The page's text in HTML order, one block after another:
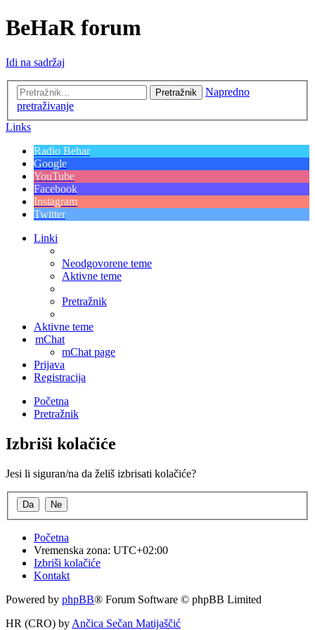
BeHaR forum
Idi na sadržaj
Pretražnik
Napredno
pretraživanje
Links
Radio Behar
Google
YouTube
Facebook
Instagram
Twitter
Linki
Neodgovorene teme
Aktivne teme
Pretražnik
Aktivne teme
mChat
mChat page
Prijava
Registracija
Početna
Pretražnik
Izbriši kolačiće
Jesi li siguran/na da želiš izbrisati kolačiće?
Početna
Vremenska zona: UTC+02:00
Izbriši kolačiće
Kontakt
Powered by phpBB® Forum Software © phpBB Limited
HR (CRO) by Ančica Sečan Matijaščić